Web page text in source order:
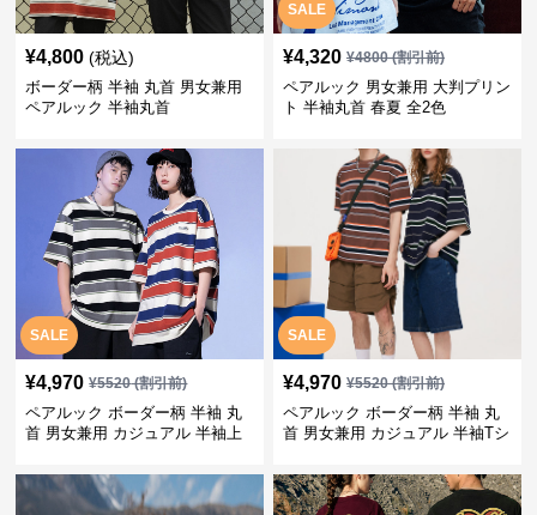
¥4,800 (税込)
ボーダー柄 半袖 丸首 男女兼用
ペアルック 半袖丸首
SALE
¥4,320 ¥4800(割引前)
ペアルック 男女兼用 大判プリン
ト 半袖丸首 春夏 全2色
SALE
¥4,970 ¥5520(割引前)
ペアルック ボーダー柄 半袖 丸
首 男女兼用 カジュアル 半袖上
SALE
¥4,970 ¥5520(割引前)
ペアルック ボーダー柄 半袖 丸
首 男女兼用 カジュアル 半袖Tシ